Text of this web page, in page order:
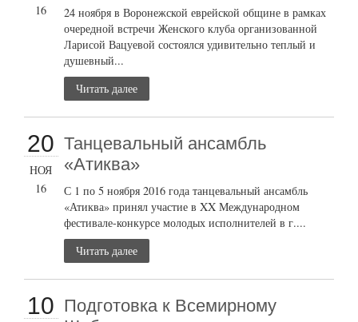
16
24 ноября в Воронежской еврейской общине в рамках
очередной встречи Женского клуба организованной
Ларисой Вацуевой состоялся удивительно теплый и
душевный...
Читать далее
20
НОЯ
16
Танцевальный ансамбль
«Атиква»
С 1 по 5 ноября 2016 года танцевальный ансамбль
«Атиква» принял участие в XX Международном
фестивале-конкурсе молодых исполнителей в г....
Читать далее
10 Подготовка к Всемирному